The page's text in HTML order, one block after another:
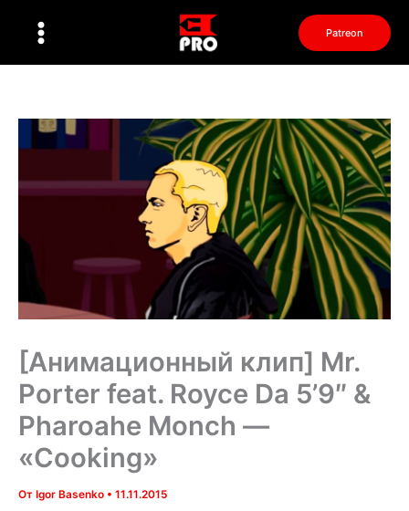
Patreon
[Анимационный клип] Mr.
Porter feat. Royce Da 5’9″ &
Pharoahe Monch —
«Cooking»
От Igor Basenko • 11.11.2015